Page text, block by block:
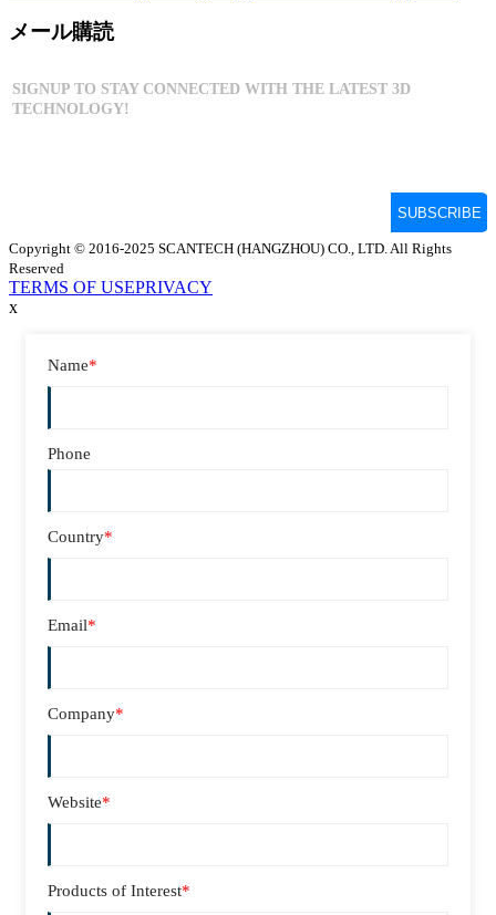
メール購読
Copyright © 2016-2025 SCANTECH (HANGZHOU) CO., LTD. All Rights
Reserved
TERMS OF USEPRIVACY
x
Name*
Phone
Country*
Email*
Company*
Website*
Products of Interest*